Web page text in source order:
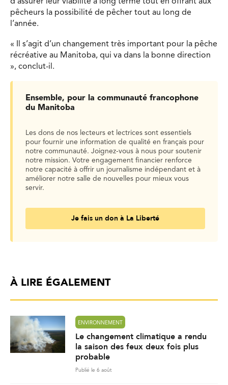
pêcheurs la possibilité de pêcher tout au long de
l’année.
« Il s’agit d’un changement très important pour la pêche
récréative au Manitoba, qui va dans la bonne direction
», conclut-il.
Ensemble, pour la communauté francophone
du Manitoba
Les dons de nos lecteurs et lectrices sont essentiels
pour fournir une information de qualité en français pour
notre communauté. Joignez-vous à nous pour soutenir
notre mission. Votre engagement financier renforce
notre capacité à offrir un journalisme indépendant et à
améliorer notre salle de nouvelles pour mieux vous
servir.
Je fais un don à La Liberté
À LIRE ÉGALEMENT
ENVIRONNEMENT
Le changement climatique a rendu
la saison des feux deux fois plus
probable
Publié le 6 août